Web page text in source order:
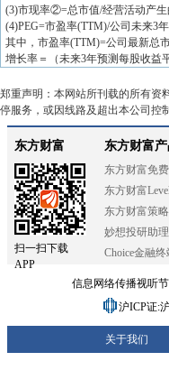
(3)市现率②=总市值/经营活动产
(4)PEG=市盈率(TTM)/公司未来3
其中，市盈率(TTM)=公司最新总
增长率＝（未来3年预测每股收益
郑重声明：本网站所刊载的所有资
停服务，或因线路及超出本公司控